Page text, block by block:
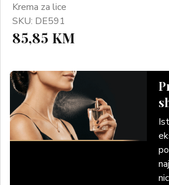
Krema za lice
SKU: DE591
85,85 KM